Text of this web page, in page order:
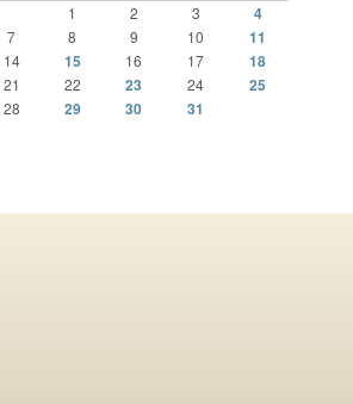
1 2 3 4
7 8 9 10 11
14 15 16 17 18
21 22 23 24
25
28 29 30
31